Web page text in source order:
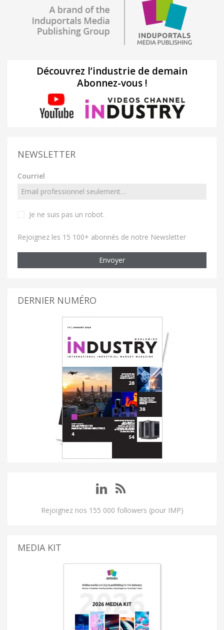
Découvrez l’industrie de demain
Abonnez-vous !
NEWSLETTER
Courriel
Je ne suis pas un robot.
Rejoignez les 15 100+ abonnés de notre Newsletter
Envoyer
DERNIER NUMÉRO
Rejoignez nos 155 000 followers (pour IMP)
MEDIA KIT